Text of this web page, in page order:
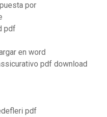
por
pdf
en word
pdf download
pdf